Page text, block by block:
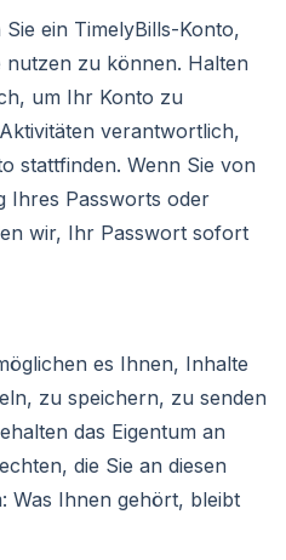
ein TimelyBills-Konto,
nutzen zu können. Halten
um Ihr Konto zu
verantwortlich,
stattfinden. Wenn Sie von
Ihres Passworts oder
wir, Ihr Passwort sofort
es Ihnen, Inhalte
zu speichern, zu senden
das Eigentum an
die Sie an diesen
Was Ihnen gehört, bleibt